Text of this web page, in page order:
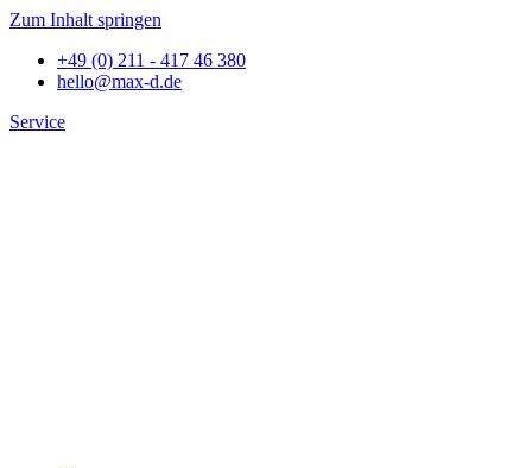
Zum Inhalt springen
+49 (0) 211 - 417 46 380
hello@max-d.de
Service